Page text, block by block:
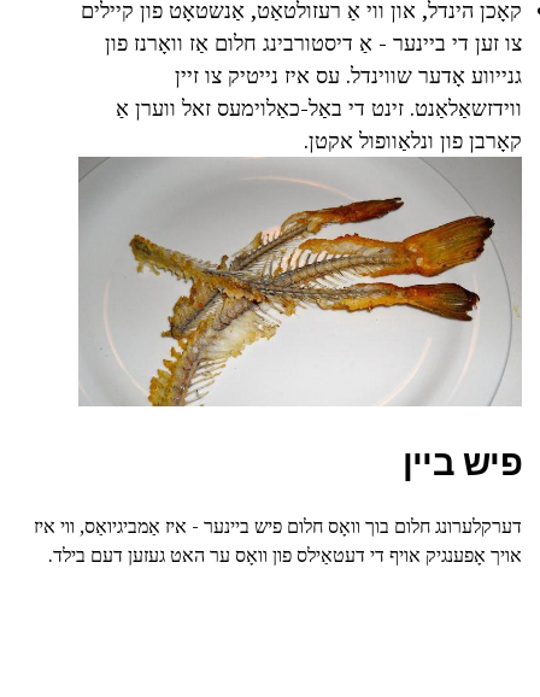
קאָכן הינדל, און ווי אַ רעזולטאַט, אַנשטאָט פון קיילים
צו זען די ביינער - אַ דיסטורבינג חלום אַז וואָרנז פון
גנייווע אָדער שווינדל. עס איז נייטיק צו זיין
ווידזשאַלאַנט. זינט די באַל-כאַלוימעס זאל ווערן אַ
קאָרבן פון ונלאַוופול אקטן.
פיש ביין
דערקלערונג חלום בוך וואָס חלום פיש ביינער - איז אַמביגיואַס, ווי איז
אויך אָפענגיק אויף די דעטאַילס פון וואָס ער האט געזען דעם בילד.